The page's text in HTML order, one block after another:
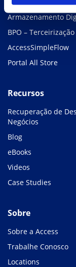
Armazenamento
BPO –
AccessSimpleFlow
Portal All Store
Recursos
Recuperação de
Negócios
Blog
eBooks
Videos
Case Studies
Sobre
Sobre a Access
Trabalhe Conosco
Locations